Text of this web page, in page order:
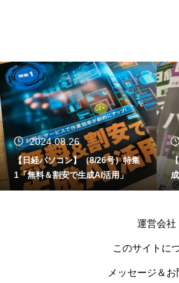
2024.08.26
【日経パソコン】（8/26号）特集
1「無料＆割安で生成AI活用」
I
運営会社
このサイトに
メッセージ＆